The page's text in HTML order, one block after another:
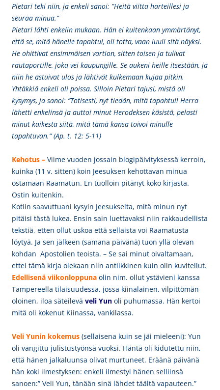
Pietari teki niin, ja enkeli sanoi: ”Heitä viitta harteillesi ja
seuraa minua.”
Pietari lähti enkelin mukaan. Hän ei kuitenkaan ymmärtänyt,
että se, mitä hänelle tapahtui, oli totta, vaan luuli sitä näyksi.
He ohittivat ensimmäisen vartion, sitten toisen ja tulivat
rautaportille, joka vei kaupungille. Se aukeni heille itsestään, ja
niin he astuivat ulos ja lähtivät kulkemaan kujaa pitkin.
Yhtäkkiä enkeli oli poissa. Silloin Pietari tajusi, mistä oli
kysymys, ja sanoi: ”Totisesti, nyt tiedän, mitä tapahtui! Herra
lähetti enkelinsä ja auttoi minut Herodeksen käsistä, pelasti
minut kaikesta siitä, mitä tämä kansa toivoi minulle
tapahtuvan.” (Ap. t. 12: 5-11)
Kehotus – Viime vuoden jossain blogipäivityksessä kerroin,
kuinka (11 v. sitten) koin Jeesuksen kehottavan minua
ostamaan Raamatun. En tuolloin pitänyt koko kirjasta.
Ostin kuitenkin.
Kotiin saavuttuani kysyin Jeesukselta, mitä minun nyt
pitäisi tästä lukea. Ensin sain luettavaksi niin rakkaudellista
tekstiä, etten ollut uskoa että sellaista voi Raamatusta
löytyä. Ja sen jälkeen (samana päivänä) tuon yllä olevan
kohdan Apostolien teoista. – Se sai minut oivaltamaan,
ettei tämä kirja olekaan niin antiikkinen kuin olin kuvitellut.
Edellisenä viikonloppuna olin nim. ollut ystävieni kanssa
Tampereella tilaisuudessa, jossa kiinalainen, vilpittömän
oloinen, iloa säteilevä veli Yun oli puhumassa. Hän kertoi
mitä oli kokenut Kiinassa, vankilassa.
Veli Yunin kokemus (sellaisena kuin se jäi mieleeni): Yun
oli vangittu julistustyönsä vuoksi. Häntä oli kidutettu niin,
että hänen jalkaluunsa olivat murtuneet. Eräänä päivänä
hän koki ilmestyksen: enkeli ilmestyi hänen selliinsä
sanoen:” Veli Yun, tänään sinä lähdet täältä vapauteen.”